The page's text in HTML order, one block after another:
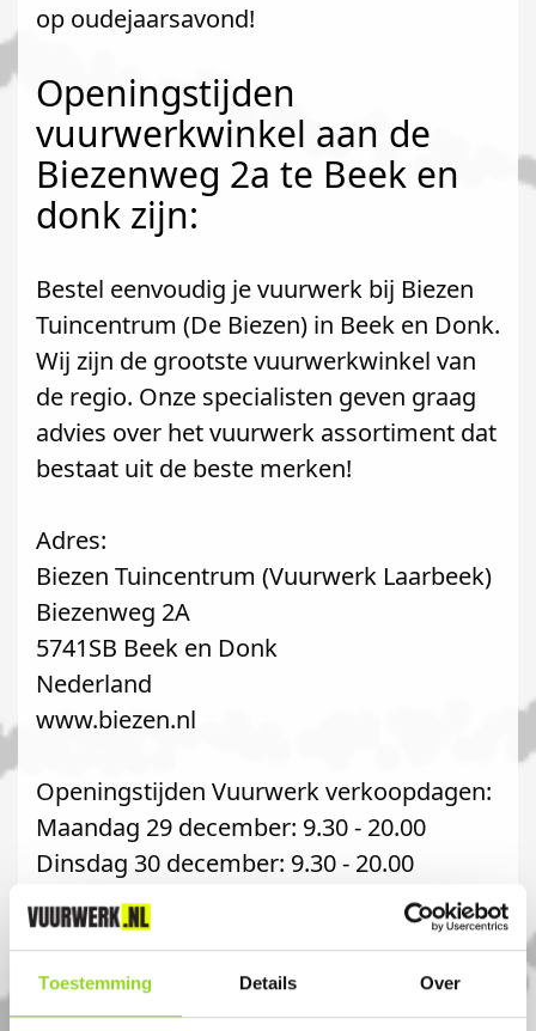
Toestemming Details Over
op oudejaarsavond!
Openingstijden
vuurwerkwinkel aan de
Biezenweg 2a te Beek en
donk zijn:
Bestel eenvoudig je vuurwerk bij Biezen
Tuincentrum (De Biezen) in Beek en Donk.
Wij zijn de grootste vuurwerkwinkel van
de regio. Onze specialisten geven graag
advies over het vuurwerk assortiment dat
bestaat uit de beste merken!
Adres:
Biezen Tuincentrum (Vuurwerk Laarbeek)
Biezenweg 2A
5741SB Beek en Donk
Nederland
www.biezen.nl
Openingstijden Vuurwerk verkoopdagen:
Maandag 29 december: 9.30 - 20.00
Dinsdag 30 december: 9.30 - 20.00
Woensdag 31 december: 9.30 - 17.00
Reguliere openingstijden Winkel: